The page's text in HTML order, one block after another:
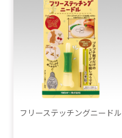
フリーステッチングニードル